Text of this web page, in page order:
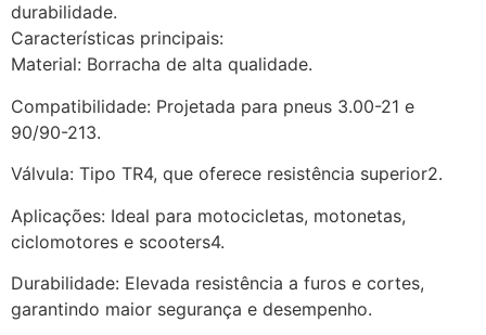
durabilidade.
Características principais:
Material: Borracha de alta qualidade.
Compatibilidade: Projetada para pneus 3.00-21 e
90/90-213.
Válvula: Tipo TR4, que oferece resistência superior2.
Aplicações: Ideal para motocicletas, motonetas,
ciclomotores e scooters4.
Durabilidade: Elevada resistência a furos e cortes,
garantindo maior segurança e desempenho.